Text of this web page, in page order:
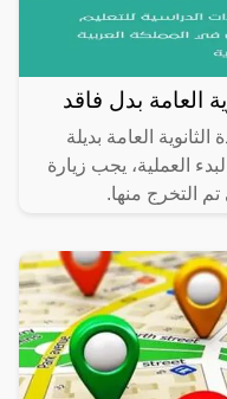
العامة بدل فاقد
العامة بديلة
العملية، يجب زيارة
تم التخرج منها.